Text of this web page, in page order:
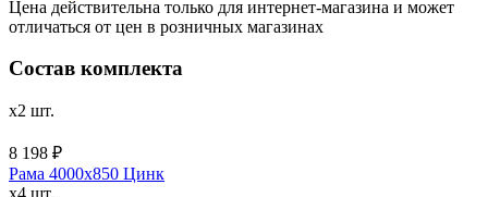
Цена действительна только для интернет-магазина и может
отличаться от цен в розничных магазинах
Состав комплекта
x2 шт.
8 198 ₽
Рама 4000х850 Цинк